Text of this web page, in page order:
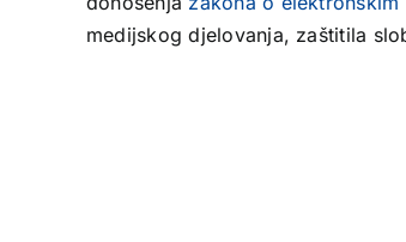
medijskog djelovanja, zaštitila